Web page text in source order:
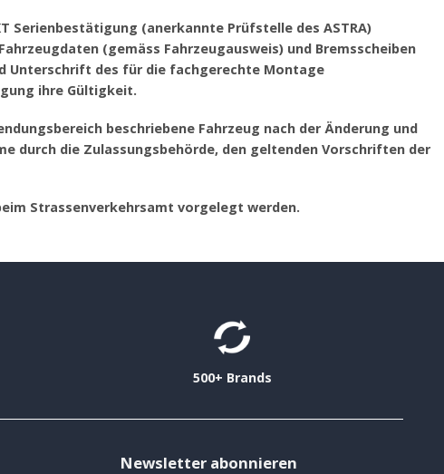
Serienbestätigung (anerkannte Prüfstelle des ASTRA)
(gemäss Fahrzeugausweis) und Bremsscheiben
Unterschrift des für die fachgerechte Montage
ihre Gültigkeit.
beschriebene Fahrzeug nach der Änderung und
durch die Zulassungsbehörde, den geltenden Vorschriften der
Strassenverkehrsamt vorgelegt werden.
500+ Brands
Newsletter abonnieren